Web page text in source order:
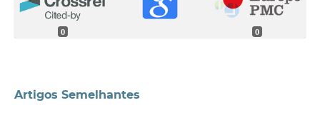
0 0
Artigos Semelhantes